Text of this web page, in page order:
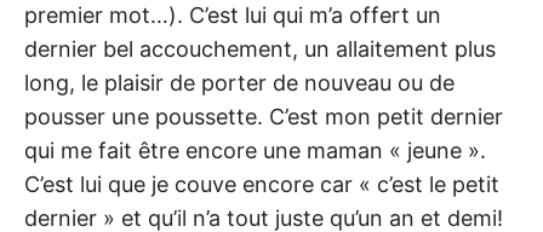
premier mot…). C’est lui qui m’a offert un
dernier bel accouchement, un allaitement plus
long, le plaisir de porter de nouveau ou de
pousser une poussette. C’est mon petit dernier
qui me fait être encore une maman « jeune ».
C’est lui que je couve encore car « c’est le petit
dernier » et qu’il n’a tout juste qu’un an et demi!